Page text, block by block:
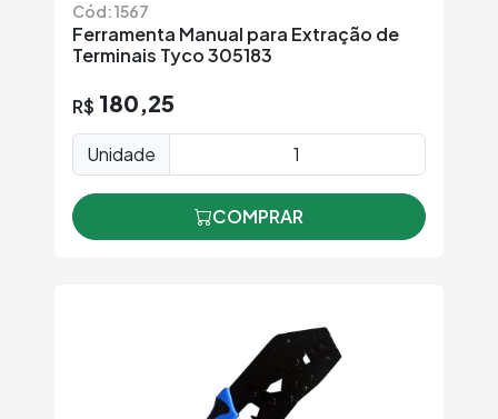
Cód: 1567
Ferramenta Manual para Extração de
Terminais Tyco 305183
R$ 180,25
Unidade
COMPRAR